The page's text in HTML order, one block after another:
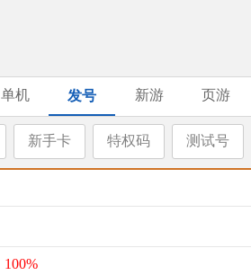
单机 发号 新游 页游
新手卡 特权码 测试号
100%